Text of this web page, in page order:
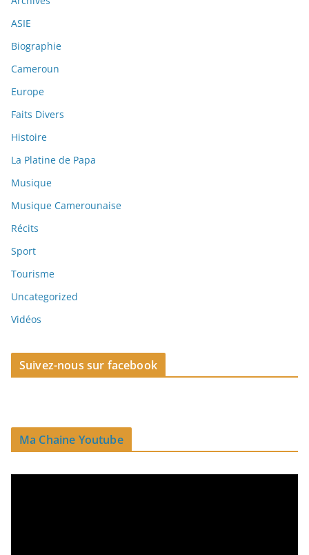
ASIE
Biographie
Cameroun
Europe
Faits Divers
Histoire
La Platine de Papa
Musique
Musique Camerounaise
Récits
Sport
Tourisme
Uncategorized
Vidéos
Suivez-nous sur facebook
Ma Chaine Youtube